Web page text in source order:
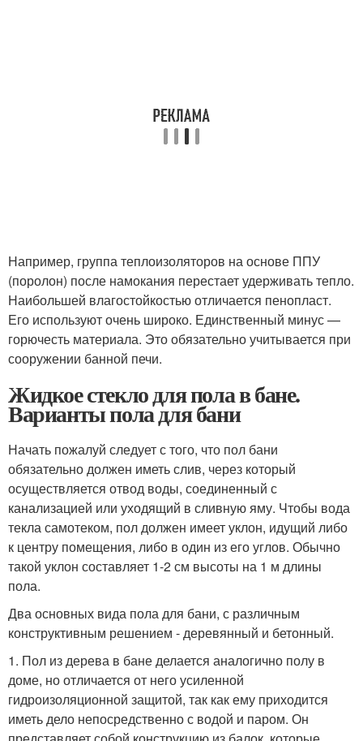
Например, группа теплоизоляторов на основе ППУ
(поролон) после намокания перестает удерживать тепло.
Наибольшей влагостойкостью отличается пенопласт.
Его используют очень широко. Единственный минус —
горючесть материала. Это обязательно учитывается при
сооружении банной печи.
Жидкое стекло для пола в бане.
Варианты пола для бани
Начать пожалуй следует с того, что пол бани
обязательно должен иметь слив, через который
осуществляется отвод воды, соединенный с
канализацией или уходящий в сливную яму. Чтобы вода
текла самотеком, пол должен имеет уклон, идущий либо
к центру помещения, либо в один из его углов. Обычно
такой уклон составляет 1-2 см высоты на 1 м длины
пола.
Два основных вида пола для бани, с различным
конструктивным решением - деревянный и бетонный.
1. Пол из дерева в бане делается аналогично полу в
доме, но отличается от него усиленной
гидроизоляционной защитой, так как ему приходится
иметь дело непосредственно с водой и паром. Он